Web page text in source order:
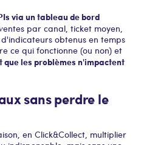
via un tableau de bord
par canal, ticket moyen,
obtenus en temps
ce qui fonctionne (ou non) et
que les problèmes n'impactent
sans perdre le
en Click&Collect, multiplier